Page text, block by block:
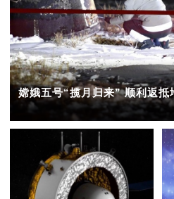
嫦娥五号“揽月归来” 顺利返抵